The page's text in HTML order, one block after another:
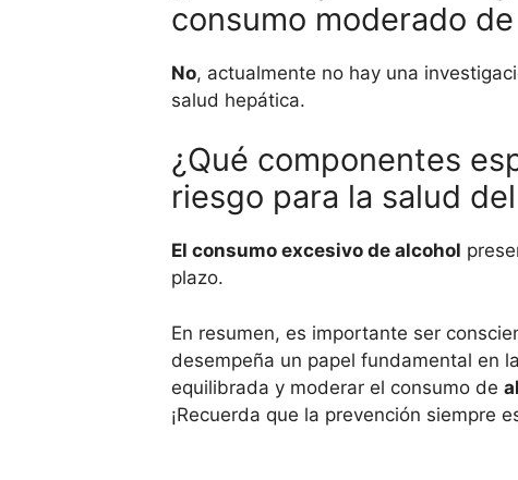
consumo moderado
No, actualmente no hay una
salud hepática.
¿Qué componentes
riesgo para la salud
El consumo excesivo de alcohol
plazo.
En resumen, es importante ser
desempeña un papel fundamental en
equilibrada y moderar el consumo de
¡Recuerda que la prevención siempre